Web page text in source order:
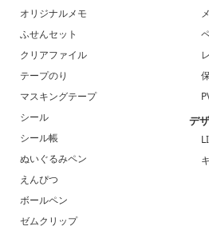
オリジナルメモ
ふせんセット
クリアファイル
テープのり
マスキングテープ
シール
シール帳
ぬいぐるみペン
えんぴつ
ボールペン
ゼムクリップ
デ